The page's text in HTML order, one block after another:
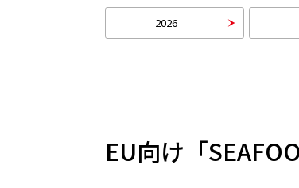
2026
EU向け「